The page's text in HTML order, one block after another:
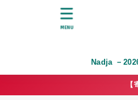
Nadja －
MENU